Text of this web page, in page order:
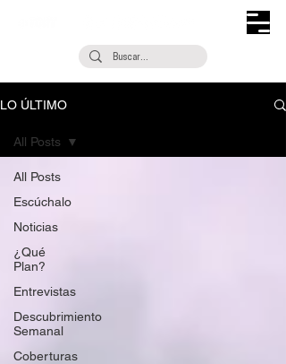
LO ÚLTIMO
All Posts
Escúchalo
Noticias
¿Qué
Plan?
Entrevistas
Descubrimiento
Semanal
Coberturas
All Posts